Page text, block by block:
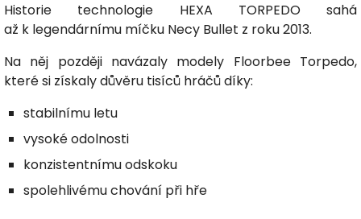
Historie technologie HEXA TORPEDO sahá
až k legendárnímu míčku Necy Bullet z roku 2013.
Na něj později navázaly modely Floorbee Torpedo,
které si získaly důvěru tisíců hráčů díky:
stabilnímu letu
vysoké odolnosti
konzistentnímu odskoku
spolehlivému chování při hře